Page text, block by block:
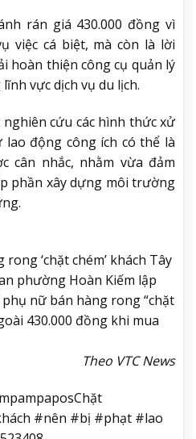
rán giá 430.000 đồng vì
việc cá biệt, mà còn là lời
hoàn thiện công cụ quản lý
vực dịch vụ du lịch.
cứu các hình thức xử
động công ích có thể là
cân nhắc, nhằm vừa đảm
phần xây dựng môi trường
‘chặt chém’ khách Tây
phường Hoàn Kiếm lập
nữ bán hàng rong “chặt
430.000 đồng khi mua
Theo VTC News
#nên #bị #phạt #lao